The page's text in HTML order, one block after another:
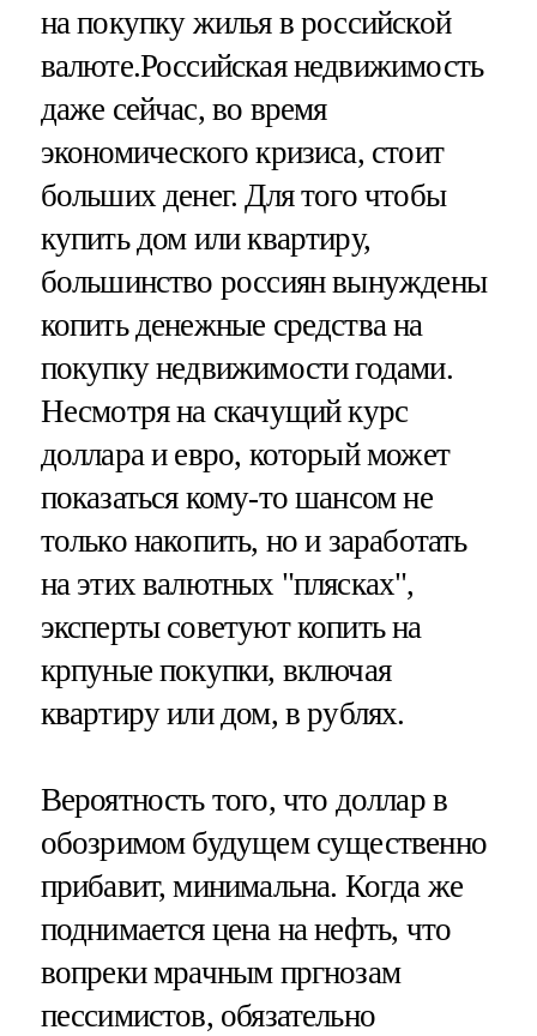
на покупку жилья в российской
валюте.Российская недвижимость
даже сейчас, во время
экономического кризиса, стоит
больших денег. Для того чтобы
купить дом или квартиру,
большинство россиян вынуждены
копить денежные средства на
покупку недвижимости годами.
Несмотря на скачущий курс
доллара и евро, который может
показаться кому-то шансом не
только накопить, но и заработать
на этих валютных "плясках",
эксперты советуют копить на
крпуные покупки, включая
квартиру или дом, в рублях.
Вероятность того, что доллар в
обозримом будущем существенно
прибавит, минимальна. Когда же
поднимается цена на нефть, что
вопреки мрачным пргнозам
пессимистов, обязательно